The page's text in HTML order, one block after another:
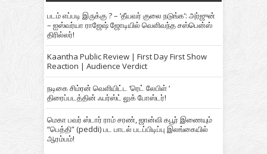
படம் எப்படி இருக்கு ? – ‘தீயவர் குலை நடுங்க’: அர்ஜுன்
– ஐஸ்வர்யா ராஜேஷ் ஜோடியில் வெளிவந்த சஸ்பென்ஸ்
திரில்லர்!
Kaantha Public Review | First Day First Show
Reaction | Audience Verdict
நடிகை சிம்ரன் வெளியிட்ட ‘ரெட் லேபிள் ‘
திரைப்படத்தின் ஃபர்ஸ்ட் லுக் போஸ்டர்!
மெகா பவர் ஸ்டார் ராம் சரண், ஜான்வி கபூர் இணையும்
“பெத்தி” (peddi) பட பாடல் படப்பிடிப்பு இலங்கையில்
ஆரம்பம்!